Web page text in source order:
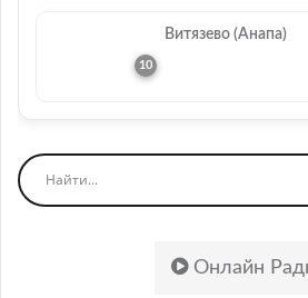
Витязево (Анапа)
Онлайн